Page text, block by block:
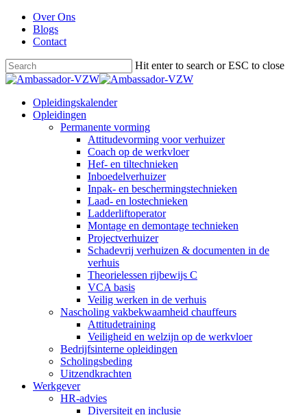
Skip
main
Over Ons
Blogs
Contact
Hit enter to search or ESC to close
Close
Menu
Opleidingskalender
Opleidingen
Permanente vorming
Attitudevorming voor verhuizer
Coach op de werkvloer
Hef- en tiltechnieken
Inboedelverhuizer
Inpak- en beschermingstechnieken
Laad- en lostechnieken
Ladderliftoperator
Montage en demontage technieken
Projectverhuizer
Schadevrij verhuizen & documenten in de
verhuis
Theorielessen rijbewijs C
VCA basis
Veilig werken in de verhuis
Nascholing vakbekwaamheid chauffeurs
Attitudetraining
Veiligheid en welzijn op de werkvloer
Bedrijfsinterne opleidingen
Scholingsbeding
Uitzendkrachten
Werkgever
HR-advies
Diversiteit en inclusie